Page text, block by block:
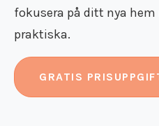
fokusera på ditt nya
praktiska.
GRATIS